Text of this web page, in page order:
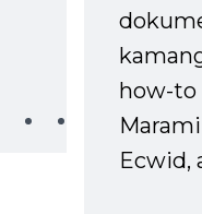
how-to
Ecwid,